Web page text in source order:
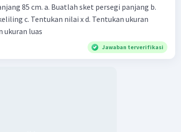
85 cm. a. Buatlah sket persegi panjang b.
c. Tentukan nilai x d. Tentukan ukuran
ukuran luas
Jawaban terverifikasi